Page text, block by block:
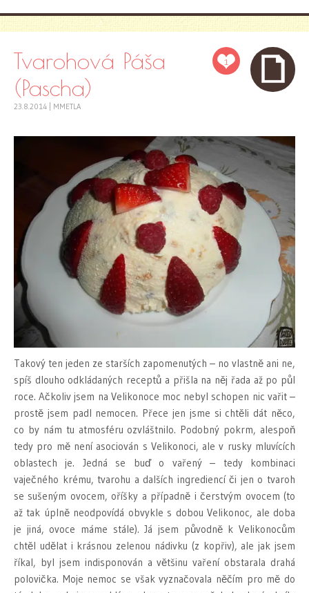
1
Tvarohová Páša
(Pascha)
23.8.2014 MMETLA
Takový ten jeden ze starších zapomenutých – no vlastně ani ne,
spíš dlouho odkládaných receptů a přišla na něj řada až po půl
roce. Ačkoliv jsem na Velikonoce moc nebyl schopen nic vařit –
prostě jsem padl nemocen. Přece jen jsme si chtěli dát něco,
co by nám tu atmosféru ozvláštnilo. Podobný pokrm, alespoň
tedy pro mě není asociován s Velikonoci, ale v rusky mluvících
oblastech je. Jedná se buď o vařený – tedy kombinaci
vaječného krému, tvarohu a dalších ingrediencí či jen o tvaroh
se sušeným ovocem, oříšky a případně i čerstvým ovocem (to
až tak úplně neodpovídá obvykle s dobou Velikonoc, ale doba
je jiná, ovoce máme stále). Já jsem původně k Velikonocům
chtěl udělat i krásnou zelenou nádivku (z kopřiv), ale jak jsem
říkal, byl jsem indisponován a většinu vaření obstarala drahá
polovička. Moje nemoc se však vyznačovala něčím pro mě do